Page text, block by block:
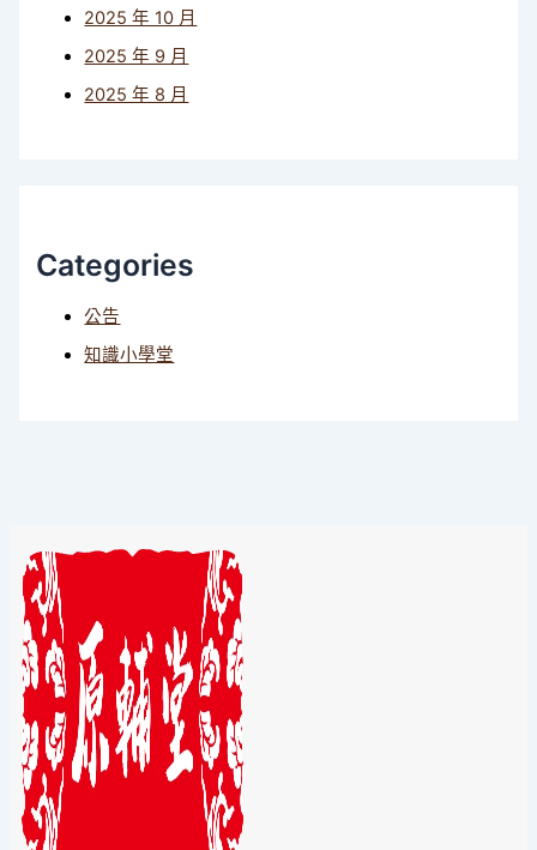
2025 年 10 月
2025 年 9 月
2025 年 8 月
Categories
公告
知識小學堂